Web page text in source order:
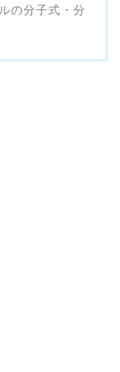
分子式・分